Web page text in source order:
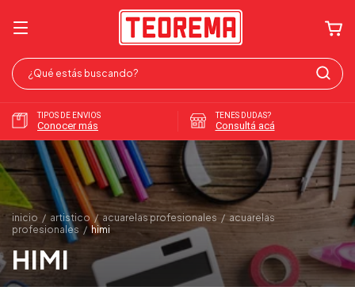
TIPOS DE ENVIOS
Conocer más
TENES DUDAS?
Consultá acá
inicio / artistico / acuarelas profesionales / acuarelas
profesionales / himi
HIMI